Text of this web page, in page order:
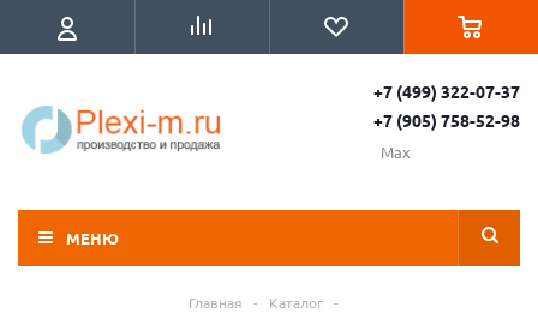
+7 (499) 322-07-37
+7 (905) 758-52-98
Max
МЕНЮ
Главная - Каталог -